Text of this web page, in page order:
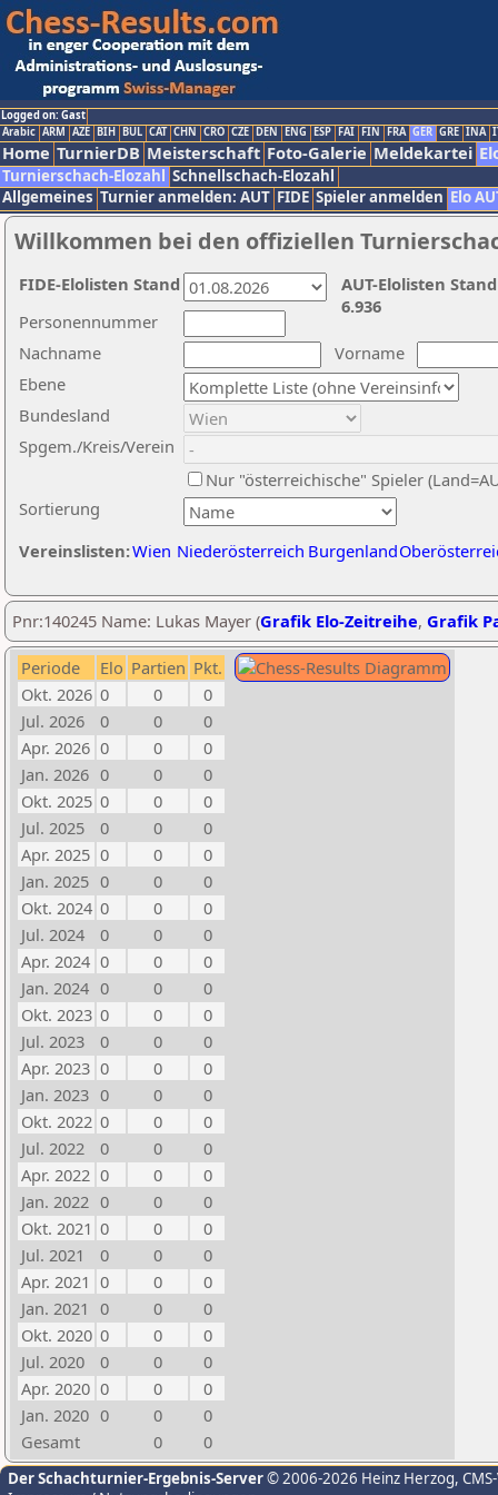
Logged on: Gast
Arabic ARM AZE BIH BUL CAT CHN CRO CZE DEN ENG ESP FAI FIN FRA GER GRE INA
Home TurnierDB Meisterschaft Foto-Galerie Meldekartei
Turnierschach-Elozahl Schnellschach-Elozahl
Allgemeines Turnier anmelden: AUT FIDE Spieler anmelden Elo
Willkommen bei den offiziellen
Nachname
Vorname
Ebene
Sortierung
Personennummer
Bundesland
Spgem./Kreis/Verein
Nur "österreichische" Spieler
Vereinslisten:Wien Niederösterreich Burgenland
AUT-Elolisten
6.936
FIDE-Elolisten Stand
Pnr:140245 Name: Lukas Mayer (Grafik Elo-Zeitreihe, Grafik
Periode Elo Partien Pkt.
Okt. 2026 0 0
0
Jul. 2026
0 0
0
Apr. 2026 0 0
0
Jan. 2026 0 0
0
Okt. 2025 0 0
0
Jul. 2025
0 0
0
Apr. 2025 0 0
0
Jan. 2025 0 0
0
Okt. 2024 0 0
0
Jul. 2024
0 0
0
Apr. 2024 0 0
0
Jan. 2024 0 0
0
Okt. 2023 0 0
0
Jul. 2023
0 0
0
Apr. 2023 0 0
0
Jan. 2023 0 0
0
Okt. 2022 0 0
0
Jul. 2022
0 0
0
Apr. 2022 0 0
0
Jan. 2022 0 0
0
Okt. 2021 0 0
0
Jul. 2021
0 0
0
Apr. 2021 0 0
0
Jan. 2021 0 0
0
Okt. 2020 0 0
0
Jul. 2020
0 0
0
Apr. 2020 0 0
0
Jan. 2020 0 0
0
Gesamt
0 0
Der Schachturnier-Ergebnis-Server© 2006-2026 Heinz Herzog,